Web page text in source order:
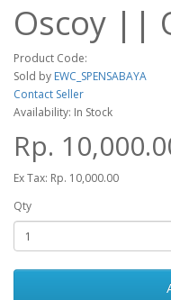
Oscoy ||
Product Code:
Sold by EWC_SPENSABAYA
Contact Seller
Availability: In Stock
Rp.
Ex Tax: Rp. 10,000.00
Qty